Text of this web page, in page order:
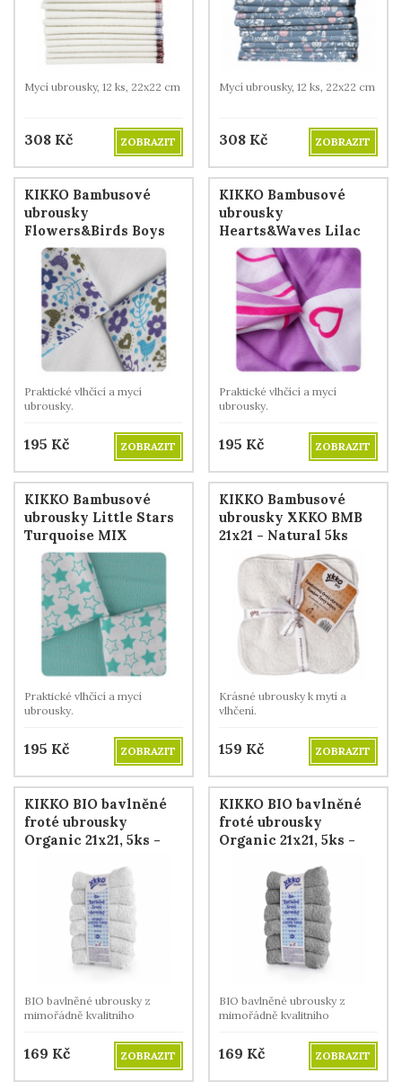
Mycí ubrousky, 12 ks, 22x22 cm
308 Kč ZOBRAZIT
Mycí ubrousky, 12 ks, 22x22 cm
308 Kč ZOBRAZIT
KIKKO Bambusové
ubrousky
Flowers&Birds Boys
MIX 30x30cm 9ks
Praktické vlhčící a mycí
ubrousky.
195 Kč ZOBRAZIT
KIKKO Bambusové
ubrousky
Hearts&Waves Lilac
30x30cm 9ks
Praktické vlhčící a mycí
ubrousky.
195 Kč ZOBRAZIT
KIKKO Bambusové
ubrousky Little Stars
Turquoise MIX
30x30cm 9ks
Praktické vlhčící a mycí
ubrousky.
195 Kč ZOBRAZIT
KIKKO Bambusové
ubrousky XKKO BMB
21x21 - Natural 5ks
Krásné ubrousky k mytí a
vlhčení.
159 Kč ZOBRAZIT
KIKKO BIO bavlněné
froté ubrousky
Organic 21x21, 5ks -
BIO bavlněné ubrousky z
mimořádně kvalitního
169 Kč ZOBRAZIT
KIKKO BIO bavlněné
froté ubrousky
Organic 21x21, 5ks -
BIO bavlněné ubrousky z
mimořádně kvalitního
169 Kč ZOBRAZIT